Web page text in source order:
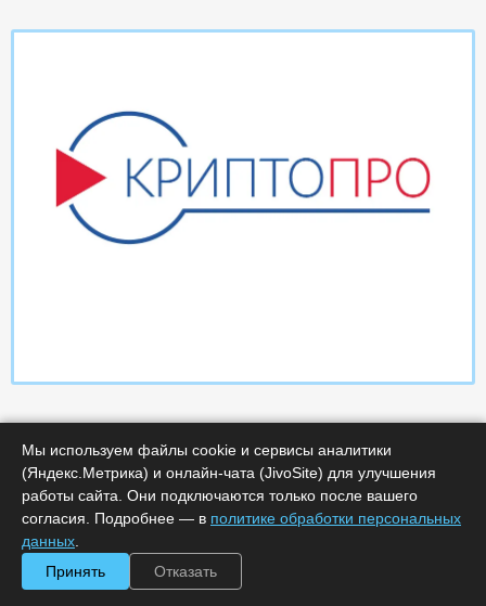
Характеристики
Минимальное количество лицензий :
Мы используем файлы cookie и сервисы аналитики
(Яндекс.Метрика) и онлайн-чата (JivoSite) для улучшения
работы сайта. Они подключаются только после вашего
согласия. Подробнее — в политике обработки персональных
данных
Принять
Отказать